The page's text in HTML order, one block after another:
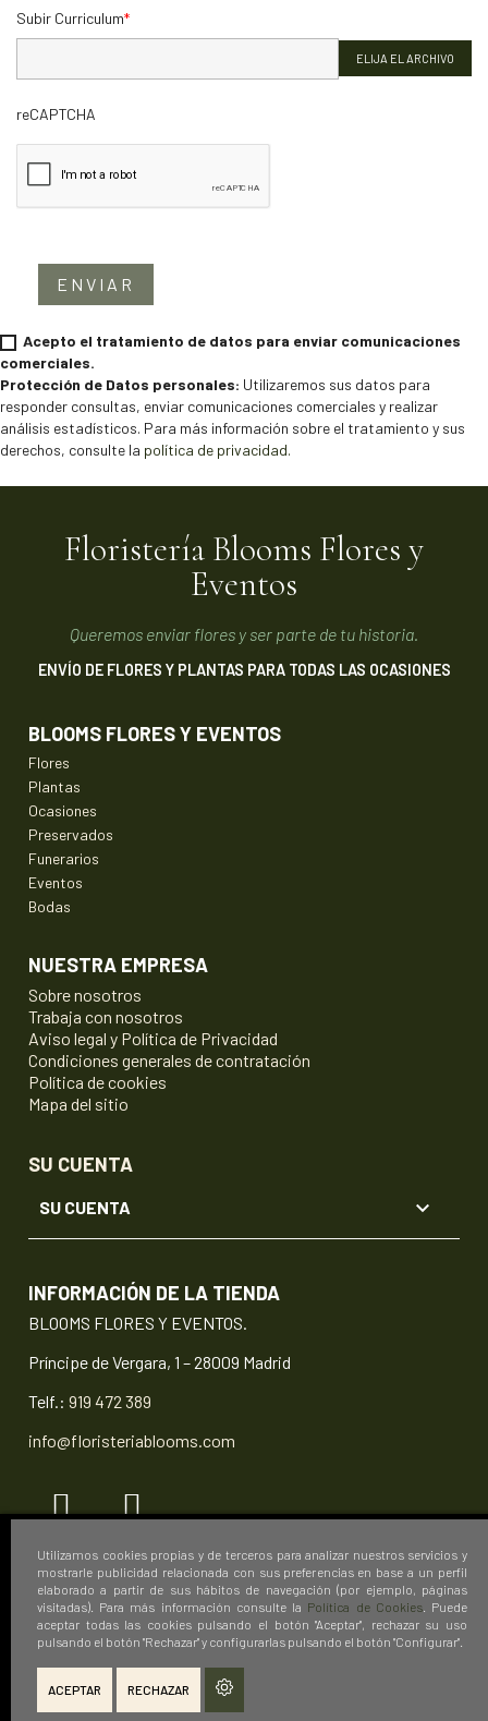
Utilizamos cookies propias y de terceros para analizar nuestros servicios y
mostrarle publicidad relacionada con sus preferencias en base a un perfil
elaborado a partir de sus hábitos de navegación (por ejemplo, páginas
visitadas). Para más información consulte la Política de Cookies. Puede
aceptar todas las cookies pulsando el botón "Aceptar", rechazar su uso
pulsando el botón "Rechazar" y configurarlas pulsando el botón "Configurar".
ACEPTAR RECHAZAR
Subir Curriculum
ELIJA EL ARCHIVO
reCAPTCHA
ENVIAR
Acepto el tratamiento de datos para enviar comunicaciones
comerciales.
Protección de Datos personales: Utilizaremos sus datos para
responder consultas, enviar comunicaciones comerciales y realizar
análisis estadísticos. Para más información sobre el tratamiento y sus
derechos, consulte la política de privacidad.
Floristería Blooms Flores y
Eventos
Queremos enviar flores y ser parte de tu historia.
ENVÍO DE FLORES Y PLANTAS PARA TODAS LAS OCASIONES
BLOOMS FLORES Y EVENTOS
Flores
Plantas
Ocasiones
Preservados
Funerarios
Eventos
Bodas
NUESTRA EMPRESA
Sobre nosotros
Trabaja con nosotros
Aviso legal y Política de Privacidad
Condiciones generales de contratación
Política de cookies
Mapa del sitio
SU CUENTA
SU CUENTA 
INFORMACIÓN DE LA TIENDA
BLOOMS FLORES Y EVENTOS.
Príncipe de Vergara, 1 – 28009 Madrid
Telf.: 919 472 389
info@floristeriablooms.com
© 2026 Floristería Blooms Flores y Eventos.